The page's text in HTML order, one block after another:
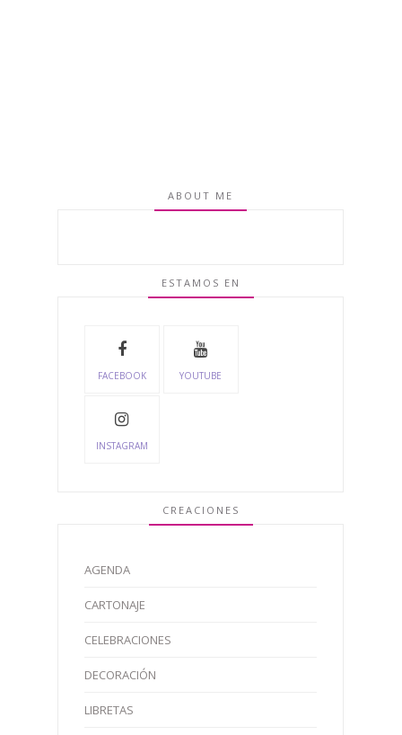
ABOUT ME
ESTAMOS EN
FACEBOOK YOUTUBE
INSTAGRAM
CREACIONES
AGENDA
CARTONAJE
CELEBRACIONES
DECORACIÓN
LIBRETAS